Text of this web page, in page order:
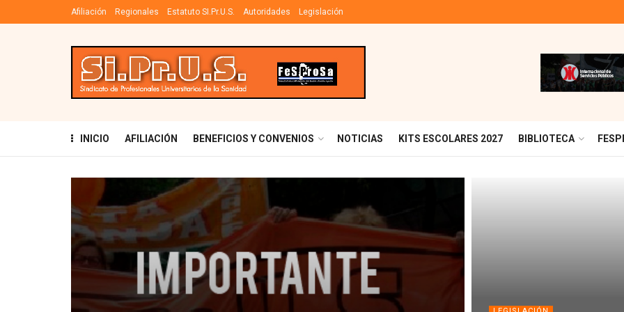
Afiliación Regionales Estatuto SI.Pr.U.S. Autoridades Legislación
INICIO AFILIACIÓN BENEFICIOS Y CONVENIOS NOTICIAS KITS ESCOLARES 2027 BIBLIOTECA